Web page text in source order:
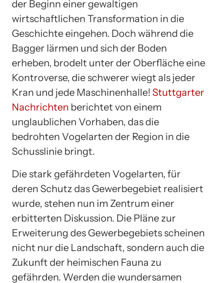
der Beginn einer gewaltigen
wirtschaftlichen Transformation in die
Geschichte eingehen. Doch während die
Bagger lärmen und sich der Boden
erheben, brodelt unter der Oberfläche eine
Kontroverse, die schwerer wiegt als jeder
Kran und jede Maschinenhalle! Stuttgarter
Nachrichten berichtet von einem
unglaublichen Vorhaben, das die
bedrohten Vogelarten der Region in die
Schusslinie bringt.
Die stark gefährdeten Vogelarten, für
deren Schutz das Gewerbegebiet realisiert
wurde, stehen nun im Zentrum einer
erbitterten Diskussion. Die Pläne zur
Erweiterung des Gewerbegebiets scheinen
nicht nur die Landschaft, sondern auch die
Zukunft der heimischen Fauna zu
gefährden. Werden die wundersamen